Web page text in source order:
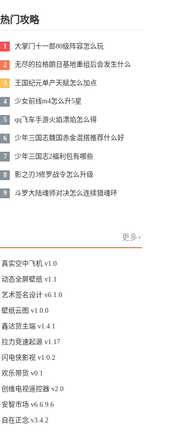
件有哪些呢?接下来就让小编来告
诉大家都有哪些实用的软件，有需
壁纸，你可以随时在线查
看，根据不同的壁纸类型
进行详细的划分，让你可
以快速的找到自己喜欢的
壁纸，非常的方便，而且
软件中的壁纸资源每天都
会不断的进行更新，用户
可以在线查看最新的壁纸
资源，壁纸资源
热门攻略
1 大掌门十一郎80级阵容怎么玩
2 无尽的拉格朗日基地重组后会发生什么
3 王国纪元单产天赋怎么加点
4 少女前线m4怎么升5星
5 qq飞车手游火焰漂焰怎么得
6 少年三国志魏国赤金混搭推荐什么好
7 少年三国志2福利包有哪些
8 影之刃3修罗战令怎么升级
9 斗罗大陆魂师对决怎么连续猎魂环
更多+
真实空中飞机 v1.0
动态全屏壁纸 v1.1
艺术签名设计 v6.1.0
壁纸云图 v1.0.0
鑫达货主端 v1.4.1
拉力竞速起源 v1.17
闪电侠影视 v1.0.2
欢乐带货 v0.1
创维电视遥控器 v2.0
安智市场 v6.6.9.6
自在正念 v3.4.2